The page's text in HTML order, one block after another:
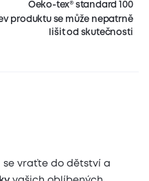
Oeko-tex® standard 100
produktu se může nepatrně
lišit od skutečnosti
se vraťte do dětství a